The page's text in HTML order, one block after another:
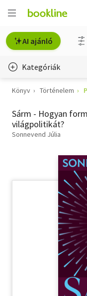
AI ajánló
Kategóriák
Életmód, egészség
Erotika
Gyermek- és ifjúsági
Hobbi, szabadidő
Szótár, nyelvkönyv
Tankönyv, segédkönyv
Társadalomtudomány
Könyv Történelem
Sárm - Hogyan
világpolitikát?
Sonnevend Júlia